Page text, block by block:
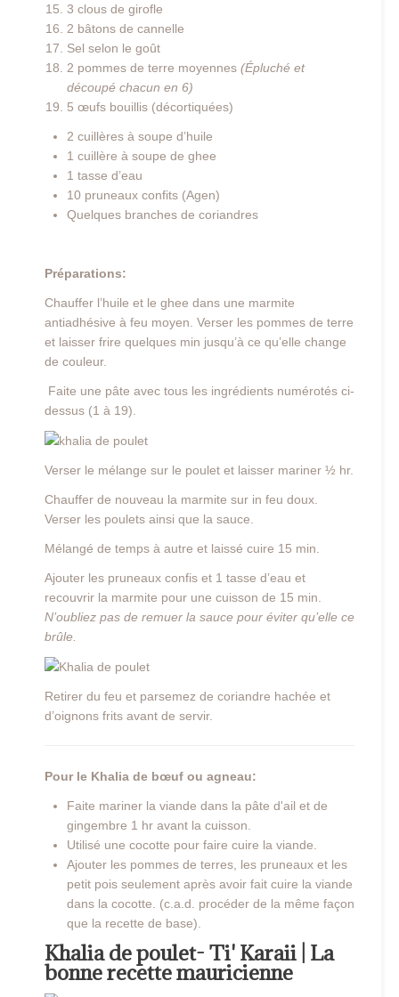
3 clous de girofle
2 bâtons de cannelle
Sel selon le goût
2 pommes de terre moyennes (Épluché et
découpé chacun en 6)
5 œufs bouillis (décortiquées)
2 cuillères à soupe d’huile
1 cuillère à soupe de ghee
1 tasse d’eau
10 pruneaux confits (Agen)
Quelques branches de coriandres
Préparations:
Chauffer l’huile et le ghee dans une marmite
antiadhésive à feu moyen. Verser les pommes de terre
et laisser frire quelques min jusqu’à ce qu’elle change
de couleur.
Faite une pâte avec tous les ingrédients numérotés ci-
dessus (1 à 19).
Verser le mélange sur le poulet et laisser mariner ½ hr.
Chauffer de nouveau la marmite sur in feu doux.
Verser les poulets ainsi que la sauce.
Mélangé de temps à autre et laissé cuire 15 min.
Ajouter les pruneaux confis et 1 tasse d’eau et
recouvrir la marmite pour une cuisson de 15 min.
N’oubliez pas de remuer la sauce pour éviter qu’elle ce
brûle.
Retirer du feu et parsemez de coriandre hachée et
d’oignons frits avant de servir.
Pour le Khalia de bœuf ou agneau:
Faite mariner la viande dans la pâte d'ail et de
gingembre 1 hr avant la cuisson.
Utilisé une cocotte pour faire cuire la viande.
Ajouter les pommes de terres, les pruneaux et les
petit pois seulement après avoir fait cuire la viande
dans la cocotte. (c.a.d. procéder de la même façon
que la recette de base).
Khalia de poulet- Ti' Karaii | La
bonne recette mauricienne